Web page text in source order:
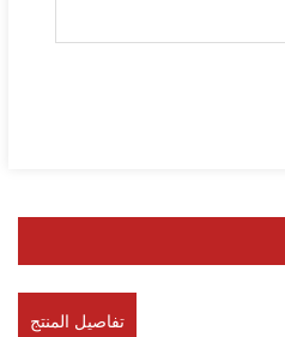
تفاصيل المنتج